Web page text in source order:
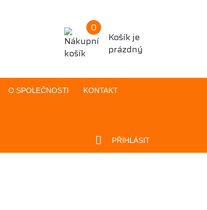
O SPOLEČNOSTI KONTAKT
PŘIHLÁSIT
0
Košík je
prázdný